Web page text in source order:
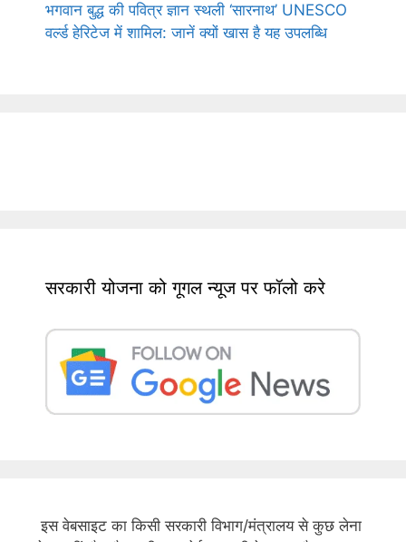
भगवान बुद्ध की पवित्र ज्ञान स्थली ‘सारनाथ’ UNESCO
वर्ल्ड हेरिटेज में शामिल: जानें क्यों खास है यह उपलब्धि
सरकारी योजना को गूगल न्यूज पर फॉलो करे
इस वेबसाइट का किसी सरकारी विभाग/मंत्रालय से कुछ लेना